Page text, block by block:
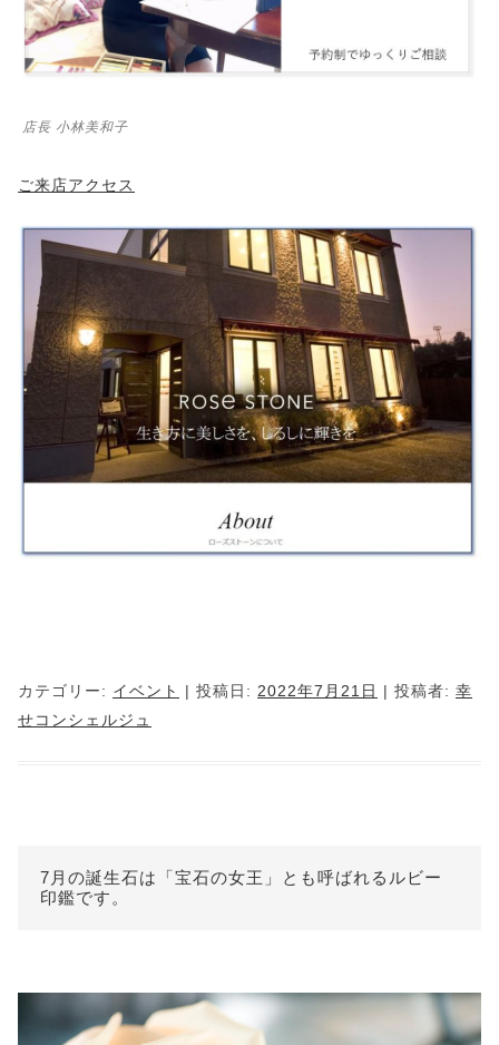
店長 小林美和子
ご来店アクセス
カテゴリー: イベント | 投稿日: 2022年7月21日 | 投稿者: 幸
せコンシェルジュ
7月の誕生石は「宝石の女王」とも呼ばれるルビー
印鑑です。